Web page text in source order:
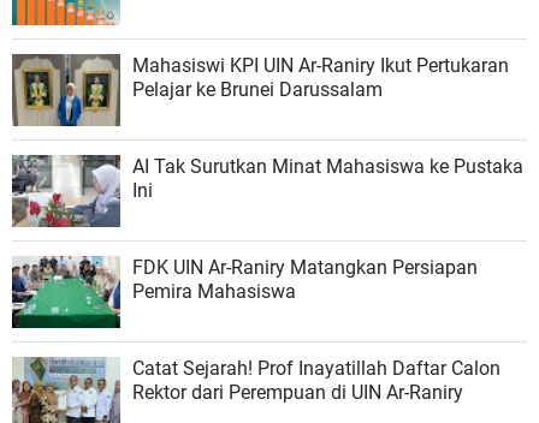
Mahasiswi KPI UIN Ar-Raniry Ikut Pertukaran
Pelajar ke Brunei Darussalam
AI Tak Surutkan Minat Mahasiswa ke Pustaka
Ini
FDK UIN Ar-Raniry Matangkan Persiapan
Pemira Mahasiswa
Catat Sejarah! Prof Inayatillah Daftar Calon
Rektor dari Perempuan di UIN Ar-Raniry